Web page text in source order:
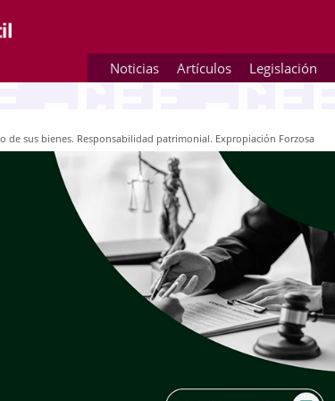
Noticias Artículos Legislación
de sus bienes. Responsabilidad patrimonial. Expropiación Forzosa